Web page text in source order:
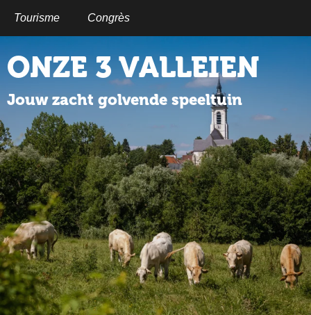
Tourisme Congrès
ONZE 3 VALLEIEN
Jouw zacht golvende speeltuin